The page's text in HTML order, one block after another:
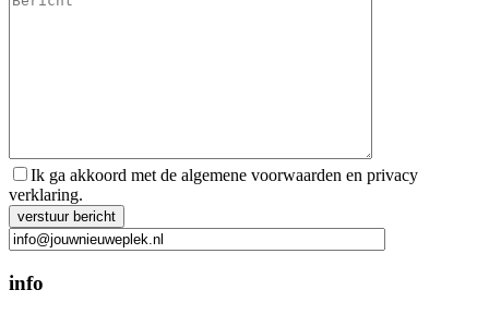
Ik ga akkoord met de algemene voorwaarden en privacy
verklaring.
Gelieve dit veld leeg te laten.
info